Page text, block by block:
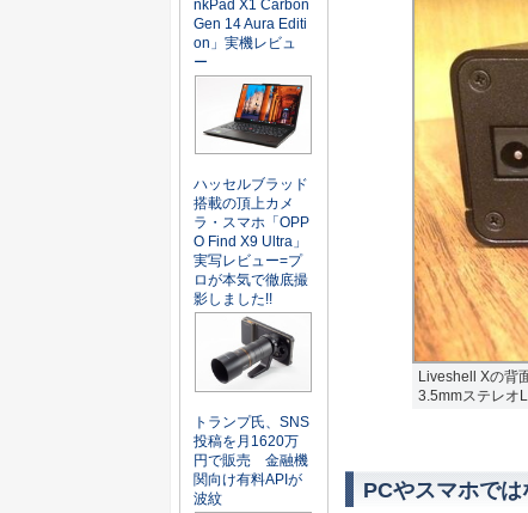
Liveshell Xの背
3.5mmステレオ
PCやスマホで
nkPad X1 Carbon
Gen 14 Aura Editi
on」実機レビュ
ー
ハッセルブラッド
搭載の頂上カメ
ラ・スマホ「OPP
O Find X9 Ultra」
実写レビュー=プ
ロが本気で徹底撮
影しました!!
トランプ氏、SNS
投稿を月1620万
円で販売 金融機
関向け有料APIが
波紋